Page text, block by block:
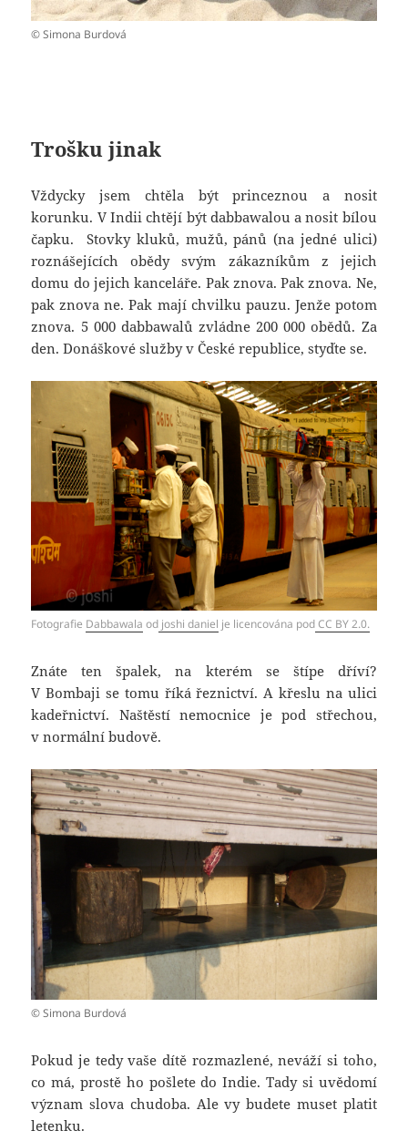
© Simona Burdová
Trošku jinak
Vždycky jsem chtěla být princeznou a nosit
korunku. V Indii chtějí být dabbawalou a nosit bílou
čapku. Stovky kluků, mužů, pánů (na jedné ulici)
roznášejících obědy svým zákazníkům z jejich
domu do jejich kanceláře. Pak znova. Pak znova. Ne,
pak znova ne. Pak mají chvilku pauzu. Jenže potom
znova. 5 000 dabbawalů zvládne 200 000 obědů. Za
den. Donáškové služby v České republice, styďte se.
Fotografie Dabbawala od joshi daniel je licencována podCC BY 2.0.
Znáte ten špalek, na kterém se štípe dříví?
V Bombaji se tomu říká řeznictví. A křeslu na ulici
kadeřnictví. Naštěstí nemocnice je pod střechou,
v normální budově.
© Simona Burdová
Pokud je tedy vaše dítě rozmazlené, neváží si toho,
co má, prostě ho pošlete do Indie. Tady si uvědomí
význam slova chudoba. Ale vy budete muset platit
letenku.